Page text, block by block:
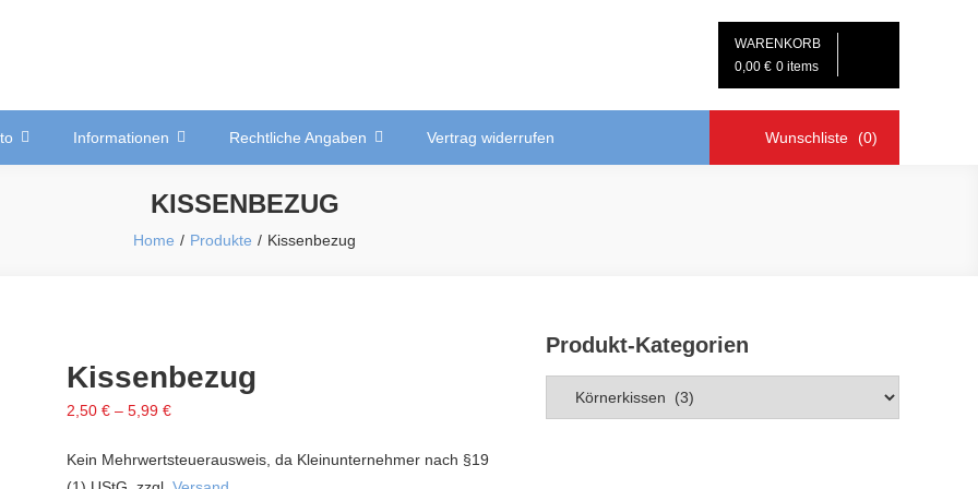
WARENKORB
0,00 € 0 items
Informationen Rechtliche Angaben Vertrag widerrufen Wunschliste (0)
KISSENBEZUG
Home Produkte Kissenbezug
Kissenbezug
2,50 €– 5,99 €
Kein Mehrwertsteuerausweis, da Kleinunternehmer nach §19
Produkt-Kategorien